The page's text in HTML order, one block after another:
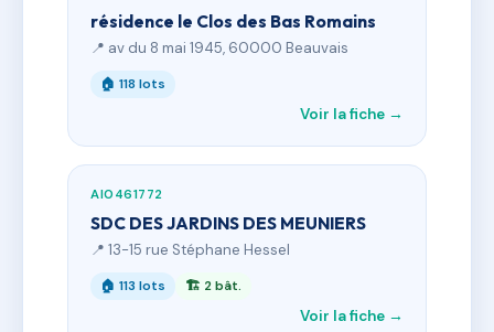
résidence le Clos des Bas Romains
📍 av du 8 mai 1945, 60000 Beauvais
🏠 118 lots
Voir la fiche →
AI0461772
SDC DES JARDINS DES MEUNIERS
📍 13-15 rue Stéphane Hessel
🏠 113 lots 🏗 2 bât.
Voir la fiche →